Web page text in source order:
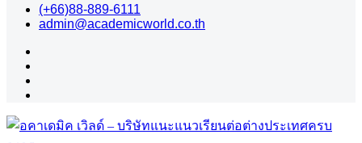
(+66)88-889-6111
admin@academicworld.co.th